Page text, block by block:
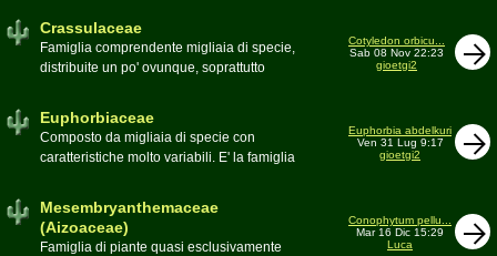
Crassulaceae
Famiglia comprendente migliaia di specie,
distribuite un po' ovunque, soprattutto
Cotyledon orbicu...
Sab 08 Nov 22:23
gioetgi2
Euphorbiaceae
Composto da migliaia di specie con
caratteristiche molto variabili. E' la famiglia
popolazioni anche nel nostro paese
Moderatorebeppe58
Euphorbia abdelkuri
Ven 31 Lug 9:17
gioetgi2
Mesembryanthemaceae
(Aizoaceae)
Famiglia di piante quasi esclusivamente
Conophytum pellu...
Mar 16 Dic 15:29
Luca